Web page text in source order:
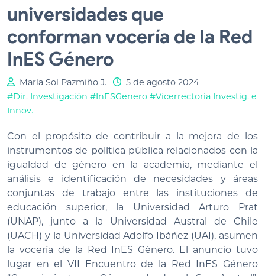
universidades que
conforman vocería de la Red
InES Género
María Sol Pazmiño J.
5 de agosto 2024
#Dir. Investigación #InESGenero #Vicerrectoría Investig. e
Innov.
Con el propósito de contribuir a la mejora de los
instrumentos de política pública relacionados con la
igualdad de género en la academia, mediante el
análisis e identificación de necesidades y áreas
conjuntas de trabajo entre las instituciones de
educación superior, la Universidad Arturo Prat
(UNAP), junto a la Universidad Austral de Chile
(UACH) y la Universidad Adolfo Ibáñez (UAI), asumen
la vocería de la Red InES Género. El anuncio tuvo
lugar en el VII Encuentro de la Red InES Género